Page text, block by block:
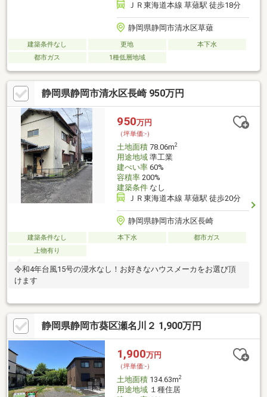
ＪＲ東海道本線 草薙駅 徒歩18分
静岡県静岡市清水区草薙
建築条件なし 更地
本下水
都市ガス
1種低層地域
静岡県静岡市清水区長崎 950万円
950万円
（坪単価:-）
土地面積78.06m2
用途地域準工業
建ぺい率60%
容積率200%
建築条件なし
ＪＲ東海道本線 草薙駅 徒歩20分
静岡県静岡市清水区長崎
建築条件なし 本下水
都市ガス
上物有り
令和4年台風15号の浸水なし！お好きなハウスメーカをお選び頂
けます
静岡県静岡市葵区瀬名川２ 1,900万円
1,900万円
（坪単価:-）
土地面積134.63m2
用途地域１種住居